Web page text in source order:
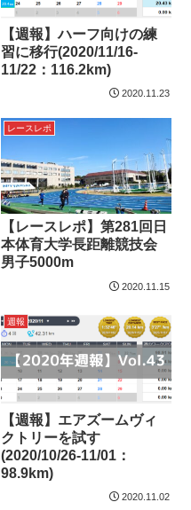
【週報】ハーフ向けの練
習に移行(2020/11/16-
11/22：116.2km)
2020.11.23
レースレポ
【レースレポ】第281回日
本体育大学長距離競技会
男子5000m
2020.11.15
週報
【週報】エアズームヴィ
クトリーを試す
(2020/10/26-11/01：
98.9km)
2020.11.02